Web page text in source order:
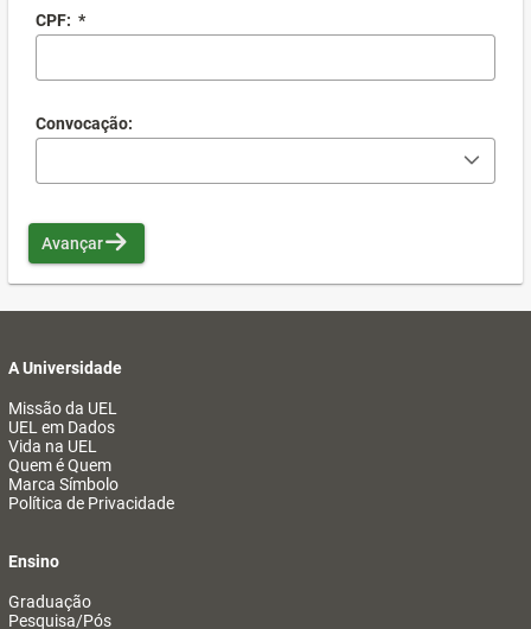
CPF: *
Convocação:
Avançar
A Universidade
Missão da UEL
UEL em Dados
Vida na UEL
Quem é Quem
Marca Símbolo
Política de Privacidade
Ensino
Graduação
Pesquisa/Pós